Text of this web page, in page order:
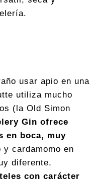
usar apio en una
utiliza mucho
(la Old Simon
Gin ofrece
en boca, muy
cardamomo en
diferente,
con carácter